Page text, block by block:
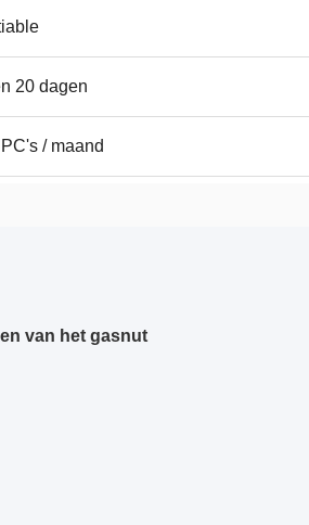
20 dagen
/ maand
van het gasnut